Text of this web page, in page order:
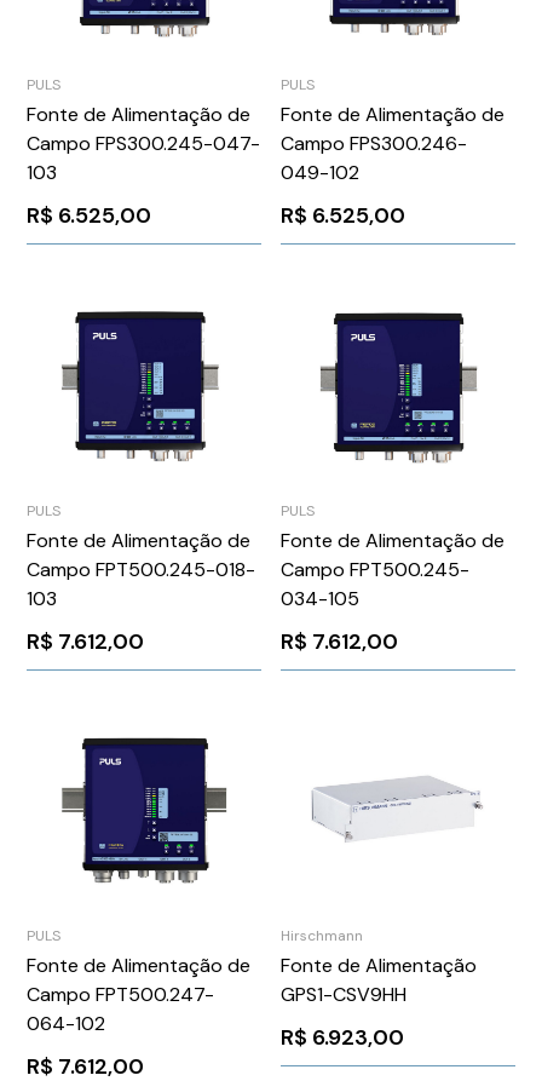
PULS
Fonte de Alimentação de
Campo FPS300.245-047-
103
R$ 6.525,00
PULS
Fonte de Alimentação de
Campo FPS300.246-
049-102
R$ 6.525,00
PULS
Fonte de Alimentação de
Campo FPT500.245-018-
103
R$ 7.612,00
PULS
Fonte de Alimentação de
Campo FPT500.245-
034-105
R$ 7.612,00
PULS
Fonte de Alimentação de
Campo FPT500.247-
064-102
R$ 7.612,00
Hirschmann
Fonte de Alimentação
GPS1-CSV9HH
R$ 6.923,00